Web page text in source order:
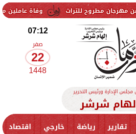
وفاة عاملين متأثرين للتراث
07:12
صفر
22
1448
الإدارة ورئيس التحرير
شرشر
تقارير رياضة خارجي اقتصاد